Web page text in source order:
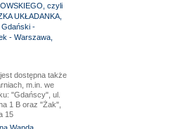
czyli
UKŁADANKA,
-
- Warszawa,
dostępna także
m.in. we
"Gdańscy", ul.
1 B oraz "Żak",
15